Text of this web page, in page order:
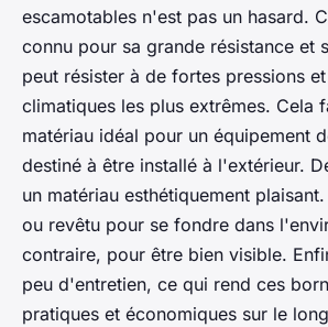
escamotables n'est pas un hasard.
connu pour sa grande résistance et
peut résister à de fortes pressions
climatiques les plus extrêmes. Cela
matériau idéal pour un équipement
destiné à être installé à l'extérieur.
un matériau esthétiquement
ou revêtu pour se fondre dans
contraire, pour être bien visible.
peu d'entretien, ce qui rend ces
pratiques et économiques sur le